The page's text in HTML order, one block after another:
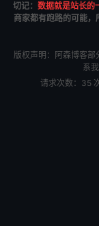
切记： 数据就是站长的
商家都有跑路的可能
版权声明：阿森博客部
系
请求次数：35